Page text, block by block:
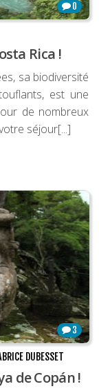
0
Rica !
sa biodiversité
est une
de nombreux
séjour[...]
3
DUBESSET
de Copán !